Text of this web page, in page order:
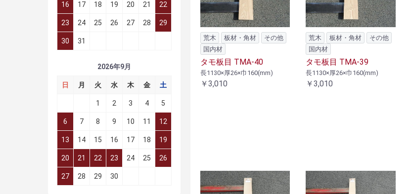
16 17 18 19 20 21 22
23 24 25 26 27 28 29
30 31
2026年9月
日 月 火 水 木 金 土
1 2 3 4 5
6 7 8 9 10 11 12
13 14 15 16 17 18 19
20 21 22 23 24 25 26
27 28 29 30
荒木 板材・角材
その他
国内材
タモ板目 TMA-40
長1130×厚26×巾160(mm)
￥3,010
荒木 板材・角材
その他
国内材
タモ板目 TMA-39
長1130×厚26×巾160(mm)
￥3,010